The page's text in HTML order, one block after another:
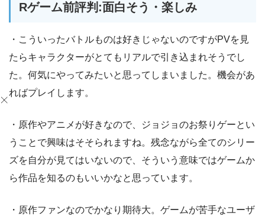
Rゲーム前評判:面白そう・楽しみ
・こういったバトルものは好きじゃないのですがPVを見
たらキャラクターがとてもリアルで引き込まれそうでし
た。何気にやってみたいと思ってしまいました。機会があ
ればプレイします。
・原作やアニメが好きなので、ジョジョのお祭りゲーとい
うことで興味はそそられますね。残念ながら全てのシリー
ズを自分が見てはいないので、そういう意味ではゲームか
ら作品を知るのもいいかなと思っています。
・原作ファンなのでかなり期待大。ゲームが苦手なユーザ